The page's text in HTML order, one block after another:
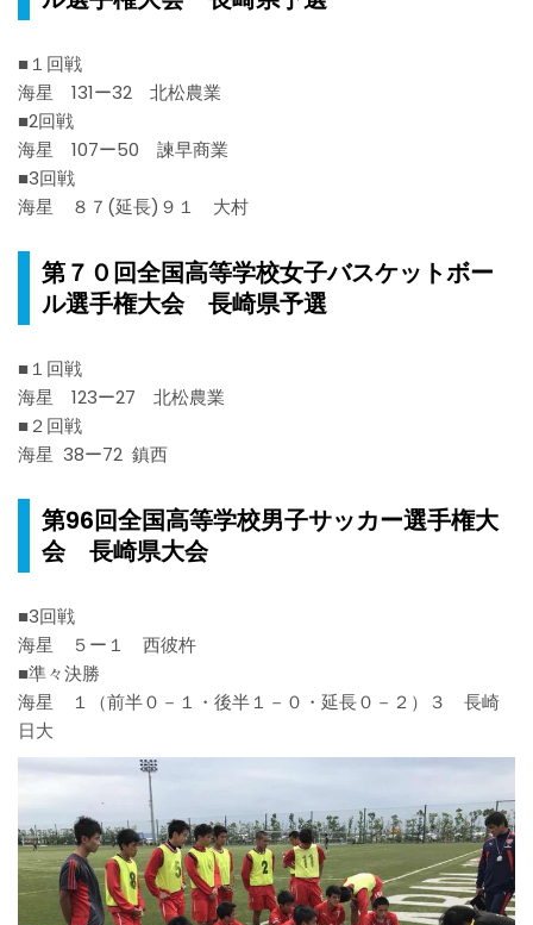
■１回戦
海星 131ー32 北松農業
■2回戦
海星 107ー50 諫早商業
■3回戦
海星 ８７(延長)９１ 大村
第７０回全国高等学校女子バスケットボー
ル選手権大会 長崎県予選
■１回戦
海星 123ー27 北松農業
■２回戦
海星 38ー72 鎮西
第96回全国高等学校男子サッカー選手権大
会 長崎県大会
■3回戦
海星 ５ー１ 西彼杵
■準々決勝
海星 １（前半０－１・後半１－０・延長０－２）３ 長崎
日大